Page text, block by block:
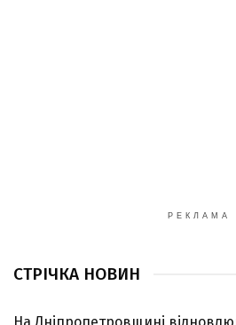
РЕКЛАМА
СТРІЧКА НОВИН
На Дніпропетровщині